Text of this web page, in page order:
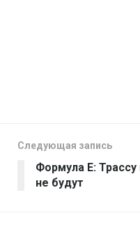
Следующая запись
Формула E:
не будут